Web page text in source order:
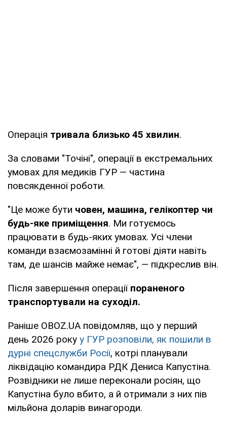
Операція тривала близько 45 хвилин.
За словами "Точіні", операції в екстремальних
умовах для медиків ГУР — частина
повсякденної роботи.
"Це може бути човен, машина, гелікоптер чи
будь-яке приміщення. Ми готуємось
працювати в будь-яких умовах. Усі члени
команди взаємозамінні й готові діяти навіть
там, де шансів майже немає", — підкреслив він.
Після завершення операції пораненого
транспортували на суходіл.
Раніше OBOZ.UA повідомляв, що у перший
день 2026 року у ГУР розповіли, як пошили в
дурні спецслужби Росії, котрі планували
ліквідацію командира РДК Дениса Капустіна.
Розвідники не лише переконали росіян, що
Капустіна було вбито, а й отримали з них пів
мільйона доларів винагороди.